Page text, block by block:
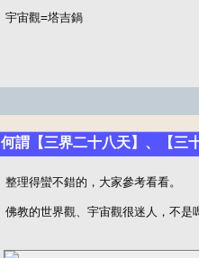
宇宙觀=塔吉鍋
何謂【三界二十八天】、【三
整理得蠻不錯的，大家參考看看。
佛教的世界觀、宇宙觀很迷人，不是